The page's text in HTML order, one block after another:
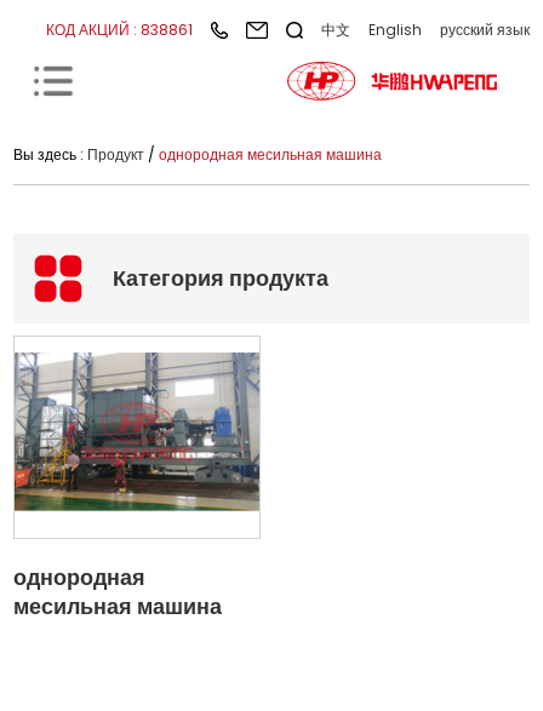
КОД АКЦИЙ : 838861 中文 English русский язык
Вы здесь : Продукт /однородная месильная машина
Категория продукта
однородная
месильная машина